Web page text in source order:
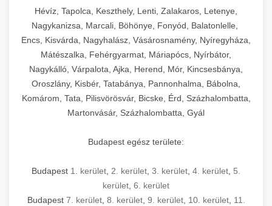
Hévíz, Tapolca, Keszthely, Lenti, Zalakaros, Letenye,
Nagykanizsa, Marcali, Böhönye, Fonyód, Balatonlelle,
Encs, Kisvárda, Nagyhalász, Vásárosnamény, Nyíregyháza,
Mátészalka, Fehérgyarmat, Máriapócs, Nyírbátor,
Nagykálló, Várpalota, Ajka, Herend, Mór, Kincsesbánya,
Oroszlány, Kisbér, Tatabánya, Pannonhalma, Bábolna,
Komárom, Tata, Pilisvörösvár, Bicske, Érd, Százhalombatta,
Martonvásár, Százhalombatta, Gyál
Budapest egész területe:
Budapest 1. kerület 2. kerület 3. kerület 4. kerület 5.
kerület 6. kerület
Budapest 7. kerület, 8. kerület, 9. kerület, 10. kerület, 11.